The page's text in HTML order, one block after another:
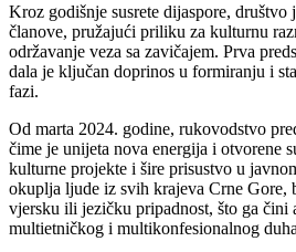
Kroz godišnje susrete dijaspore, društvo
članove, pružajući priliku za kulturnu
održavanje veza sa zavičajem. Prva
dala je ključan doprinos u formiranju i
fazi.
Od marta 2024. godine, rukovodstvo
čime je unijeta nova energija i otvorene
kulturne projekte i šire prisustvo u
okuplja ljude iz svih krajeva Crne Gore,
vjersku ili jezičku pripadnost, što ga čini
multietničkog i multikonfesionalnog